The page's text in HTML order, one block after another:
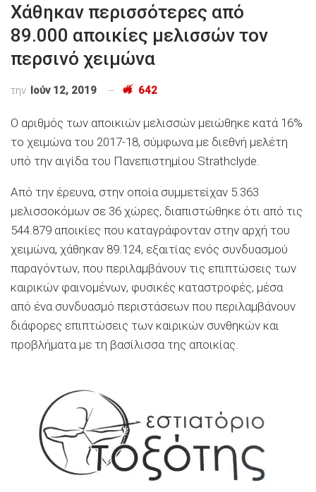
Χάθηκαν περισσότερες από
89.000 αποικίες μελισσών τον
περσινό χειμώνα
την Ιούν 12, 2019 642
Ο αριθμός των αποικιών μελισσών μειώθηκε κατά 16%
το χειμώνα του 2017-18, σύμφωνα με διεθνή μελέτη
υπό την αιγίδα του Πανεπιστημίου Strathclyde.
Από την έρευνα, στην οποία συμμετείχαν 5.363
μελισσοκόμων σε 36 χώρες, διαπιστώθηκε ότι από τις
544.879 αποικίες που καταγράφονταν στην αρχή του
χειμώνα, χάθηκαν 89.124, εξαιτίας ενός συνδυασμού
παραγόντων, που περιλαμβάνουν τις επιπτώσεις των
καιρικών φαινομένων, φυσικές καταστροφές, μέσα
από ένα συνδυασμό περιστάσεων που περιλαμβάνουν
διάφορες επιπτώσεις των καιρικών συνθηκών και
προβλήματα με τη βασίλισσα της αποικίας.